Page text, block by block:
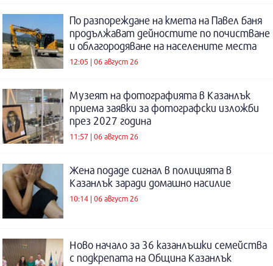
По разпореждане на кмета на Павел баня
продължават дейностите по почистване
и облагородяване на населените места
12:05 | 06 август 26
Музеят на фотографията в Казанлък
приема заявки за фотографски изложби
през 2027 година
11:57 | 06 август 26
Жена подаде сигнал в полицията в
Казанлък заради домашно насилие
10:14 | 06 август 26
Ново начало за 36 казанлъшки семейства
с подкрепата на Община Казанлък